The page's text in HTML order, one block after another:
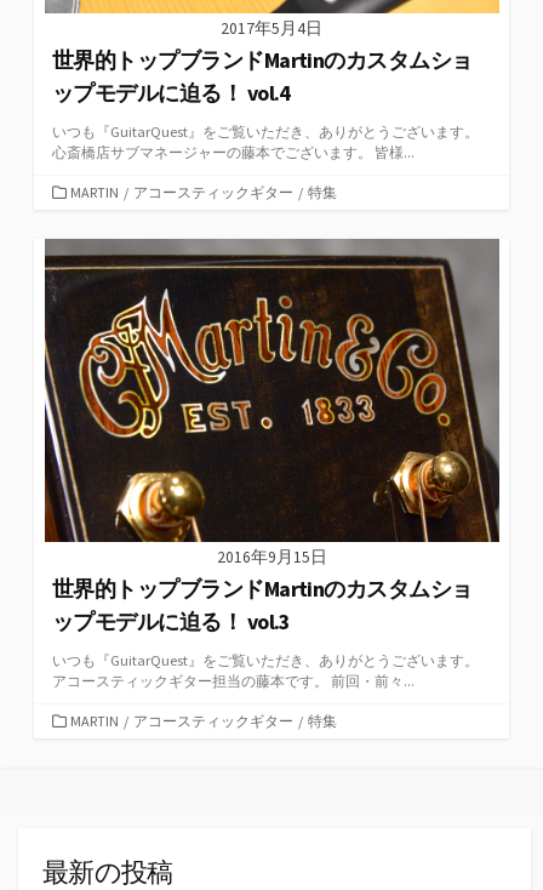
2017年5月4日
世界的トップブランドMartinのカスタムショ
ップモデルに迫る！ vol.4
いつも『GuitarQuest』をご覧いただき、ありがとうございます。
心斎橋店サブマネージャーの藤本でございます。 皆様...
カ
ゴ
リ
ー
MARTIN / アコースティックギター / 特集
2016年9月15日
世界的トップブランドMartinのカスタムショ
ップモデルに迫る！ vol.3
いつも『GuitarQuest』をご覧いただき、ありがとうございます。
アコースティックギター担当の藤本です。 前回・前々...
カMARTIN / アコースティックギター / 特集
最新の投稿